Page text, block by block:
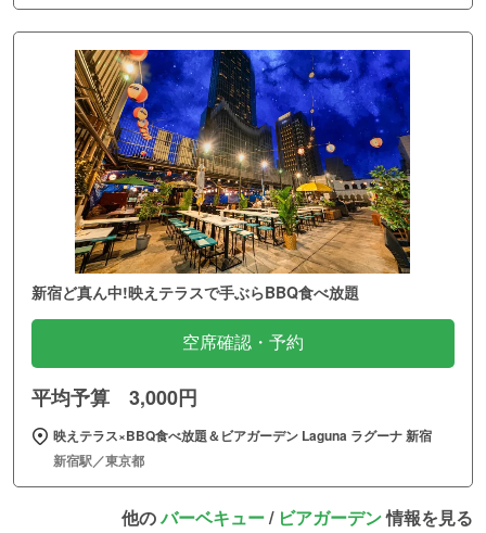
新宿ど真ん中!映えテラスで手ぶらBBQ食べ放題
空席確認・予約
平均予算 3,000円
映えテラス×BBQ食べ放題＆ビアガーデン Laguna ラグーナ 新宿
新宿駅／東京都
他のバーベキュー/ ビアガーデン情報を見る